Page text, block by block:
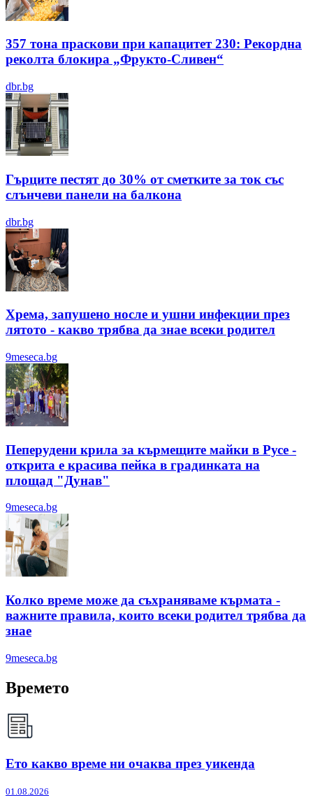
357 тона праскови при капацитет 230: Рекордна
реколта блокира „Фрукто-Сливен“
dbr.bg
Гърците пестят до 30% от сметките за ток със
слънчеви панели на балкона
dbr.bg
Хрема, запушено носле и ушни инфекции през
лятотo - какво трябва да знае всеки родител
9meseca.bg
Пеперудени крила за кърмещите майки в Русе -
открита е красива пейка в градинката на
площад "Дунав"
9meseca.bg
Колко време може да съхраняваме кърмата -
важните правила, които всеки родител трябва да
знае
9meseca.bg
Времето
Ето какво време ни очаква през уикенда
01.08.2026